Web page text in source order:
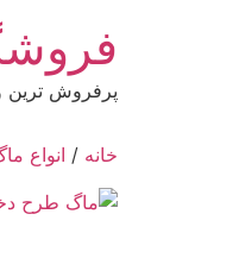
پرفروش ترین
خانه / انواع